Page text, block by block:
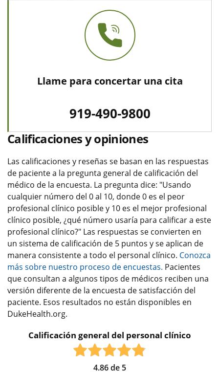
Llame para concertar una cita
919-490-9800
Calificaciones y opiniones
Las calificaciones y reseñas se basan en las respuestas
de paciente a la pregunta general de calificación del
médico de la encuesta. La pregunta dice: "Usando
cualquier número del 0 al 10, donde 0 es el peor
profesional clínico posible y 10 es el mejor profesional
clínico posible, ¿qué número usaría para calificar a este
profesional clínico?" Las respuestas se convierten en
un sistema de calificación de 5 puntos y se aplican de
manera consistente a todo el personal clínico. Conozca
más sobre nuestro proceso de encuestas. Pacientes
que consultan a algunos tipos de médicos reciben una
versión diferente de la encuesta de satisfacción del
paciente. Esos resultados no están disponibles en
DukeHealth.org.
Calificación general del personal clínico
4.86de 5